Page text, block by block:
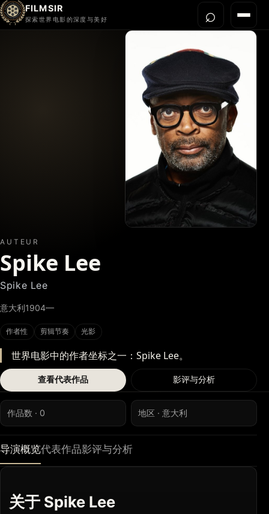
FILMSIR
探索世界电影的深度与美好 菜单
⌕打开
AUTEUR
Spike Lee
Spike Lee
意大利1904—
作者性 剪辑节奏 光影
世界电影中的作者坐标之一：Spike Lee。
查看代表作品 影评与分析
作品数 · 0 地区 · 意大利
导演概览代表作品影评与分析
关于 Spike Lee